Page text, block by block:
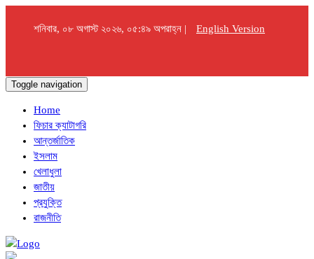
শনিবার, ০৮ অগাস্ট ২০২৬, ০৫:৪৯ অপরাহ্ন | English Version
Toggle navigation
Home
ফিচার ক্যাটাগরি
আন্তর্জাতিক
ইসলাম
খেলাধুলা
জাতীয়
প্রযুক্তি
রাজনীতি